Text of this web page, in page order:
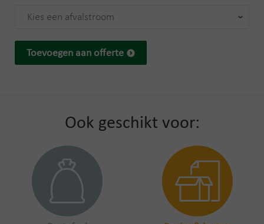
Werken
Kies een afvalstroom
Toevoegen aan offerte
Ook geschikt voor: